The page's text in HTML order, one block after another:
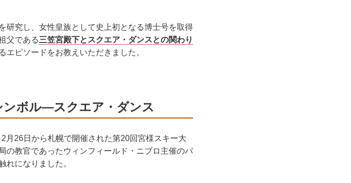
研究し、女性皇族として史上初となる博士号を取得
父である三笠宮殿下とスクエア・ダンスとの関わり
ピソードをお教えいただきました。
ンボル―スクエア・ダンス
月26日から札幌で開催された第20回宮様スキー大
の教官であったウィンフィールド・ニブロ主催のパ
れになりました。